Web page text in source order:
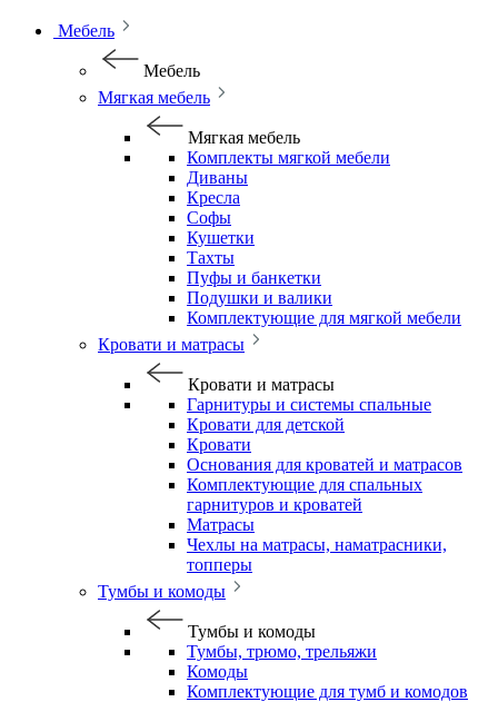
Мебель
Мебель
Мягкая мебель
Мягкая мебель
Комплекты мягкой мебели
Диваны
Кресла
Софы
Кушетки
Тахты
Пуфы и банкетки
Подушки и валики
Комплектующие для мягкой мебели
Кровати и матрасы
Кровати и матрасы
Гарнитуры и системы спальные
Кровати для детской
Кровати
Основания для кроватей и матрасов
Комплектующие для спальных
гарнитуров и кроватей
Матрасы
Чехлы на матрасы, наматрасники,
топперы
Тумбы и комоды
Тумбы и комоды
Тумбы, трюмо, трельяжи
Комоды
Комплектующие для тумб и комодов